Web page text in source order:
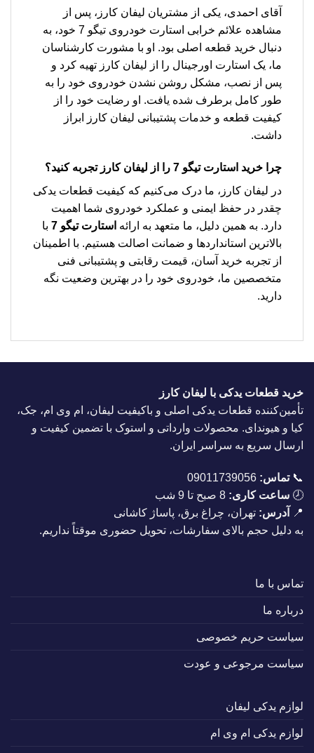
آقای احمدی، یکی از مشتریان لیفان کارز، پس از
مشاهده علائم خرابی استارت خودروی تیگو 7 خود، به
دنبال خرید قطعه اصلی بود. او با مشورت کارشناسان
ما، یک استارت اورجینال را از لیفان کارز تهیه کرد و
پس از نصب، مشکل روشن نشدن خودروی خود را به
طور کامل برطرف شده یافت. او رضایت خود را از
کیفیت قطعه و خدمات پشتیبانی لیفان کارز ابراز
داشت.
چرا خرید استارت تیگو 7
را از لیفان کارز تجربه کنید؟
در لیفان کارز، ما درک می‌کنیم که کیفیت قطعات یدکی
چقدر در حفظ ایمنی و عملکرد خودروی شما اهمیت
دارد. به همین دلیل، ما متعهد به ارائه استارت تیگو 7
با
بالاترین استانداردها و ضمانت اصالت هستیم. با اطمینان
از تجربه خرید آسان، قیمت رقابتی و پشتیبانی فنی
متخصصین ما، خودروی خود را در بهترین وضعیت نگه
دارید.
خرید قطعات یدکی با لیفان کارز
تأمین‌کننده قطعات یدکی اصلی و باکیفیت لیفان، ام وی ام، جک،
کیا و هیوندای. محصولات وارداتی و استوک با تضمین کیفیت و
ارسال سریع به سراسر ایران.
📞تماس: 09011739056
🕗 ساعت کاری:
📍
آدرس: تهران، چراغ برق، پاساژ کاشانی
به دلیل حجم بالای سفارشات، تحویل حضوری موقتاً نداریم.
تماس با ما
درباره ما
سیاست حریم خصوصی
سیاست مرجوعی و عودت
لوازم یدکی لیفان
لوازم یدکی ام وی ام